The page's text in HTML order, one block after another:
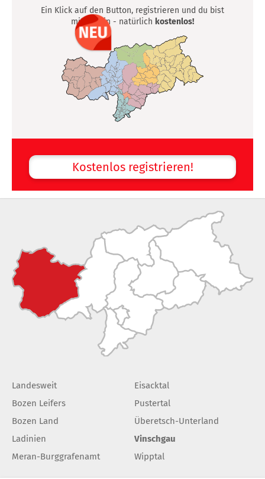
Ein Klick auf den Button, registrieren und du bist
mittendrin - natürlich kostenlos!
Kostenlos registrieren!
Landesweit
Bozen Leifers
Bozen Land
Ladinien
Meran-Burggrafenamt
Eisacktal
Pustertal
Überetsch-Unterland
Vinschgau
Wipptal